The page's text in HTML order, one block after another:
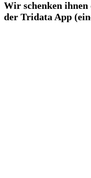
Wir schenken ihnen
der Tridata App